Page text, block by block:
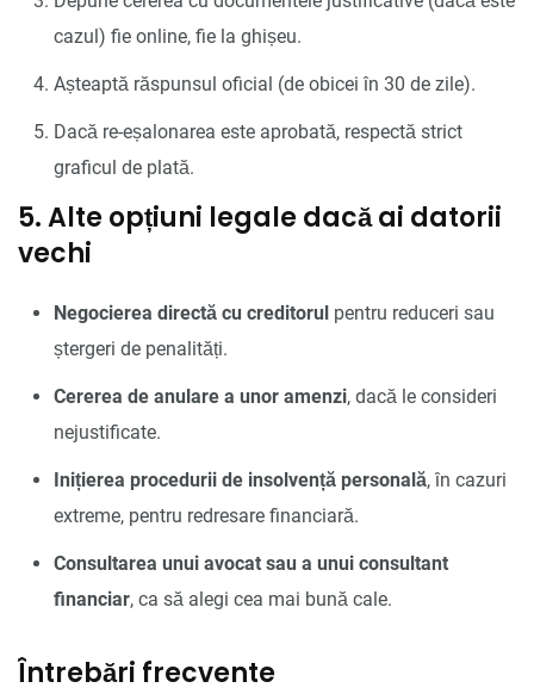
cazul) fie online, fie la ghișeu.
Așteaptă răspunsul oficial (de obicei în 30 de zile).
Dacă re-eșalonarea este aprobată, respectă strict
graficul de plată.
5. Alte opțiuni legale dacă ai datorii
vechi
Negocierea directă cu creditorul pentru reduceri sau
ștergeri de penalități.
Cererea de anulare a unor amenzi, dacă le consideri
nejustificate.
Inițierea procedurii de insolvență personală, în cazuri
extreme, pentru redresare financiară.
Consultarea unui avocat sau a unui consultant
financiar, ca să alegi cea mai bună cale.
Întrebări frecvente